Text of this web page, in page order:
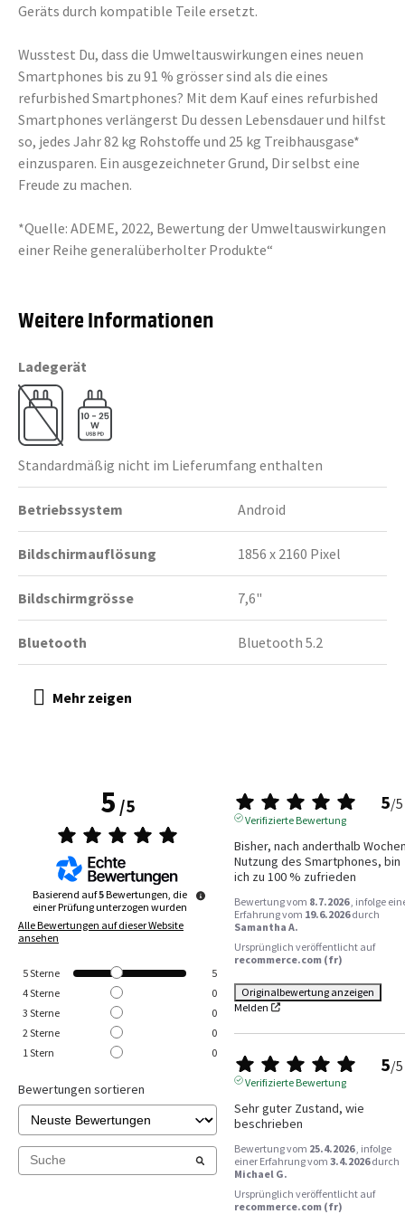
Geräts durch kompatible Teile ersetzt.
Wusstest Du, dass die Umweltauswirkungen eines neuen
Smartphones bis zu 91 % grösser sind als die eines
refurbished Smartphones? Mit dem Kauf eines refurbished
Smartphones verlängerst Du dessen Lebensdauer und hilfst
so, jedes Jahr 82 kg Rohstoffe und 25 kg Treibhausgase*
einzusparen. Ein ausgezeichneter Grund, Dir selbst eine
Freude zu machen.
*Quelle: ADEME, 2022, Bewertung der Umweltauswirkungen
einer Reihe generalüberholter Produkte“
Weitere Informationen
Ladegerät
Standardmäßig nicht im Lieferumfang enthalten
Betriebssystem Android
Bildschirmauflösung 1856 x 2160 Pixel
Bildschirmgrösse 7,6"
Bluetooth Bluetooth 5.2
5/5
Basierend auf5Bewertungen, die
einer Prüfung unterzogen wurden
Alle Bewertungen auf dieser Website
ansehen
5Sterne
5
4Sterne
0
3 Sterne
0
2 Sterne
0
1 Stern 0
Bewertungen sortieren
5/5
Verifizierte Bewertung
Bisher, nach anderthalb
Nutzung des Smartphones, bin
ich zu 100 % zufrieden
Bewertung vom 8.7.2026 , infolge
Erfahrung vom 19.6.2026 durch
Samantha A.
Ursprünglich veröffentlicht auf
recommerce.com (fr)
Originalbewertung anzeigen
Melden
5/5
Verifizierte Bewertung
Sehr guter Zustand, wie
beschrieben
Bewertung vom 25.4.2026 , infolge
einer Erfahrung vom 3.4.2026 durch
Michael G.
Ursprünglich veröffentlicht auf
recommerce.com (fr)